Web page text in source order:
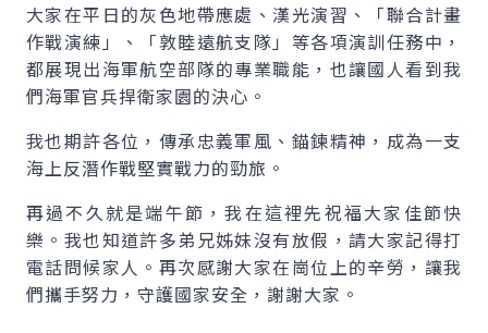
大家在平日的灰色地帶應處、漢光演習、「聯合計畫
作戰演練」、「敦睦遠航支隊」等各項演訓任務中，
都展現出海軍航空部隊的專業職能，也讓國人看到我
們海軍官兵捍衛家園的決心。
我也期許各位，傳承忠義軍風、錨鍊精神，成為一支
海上反潛作戰堅實戰力的勁旅。
再過不久就是端午節，我在這裡先祝福大家佳節快
樂。我也知道許多弟兄姊妹沒有放假，請大家記得打
電話問候家人。再次感謝大家在崗位上的辛勞，讓我
們攜手努力，守護國家安全，謝謝大家。